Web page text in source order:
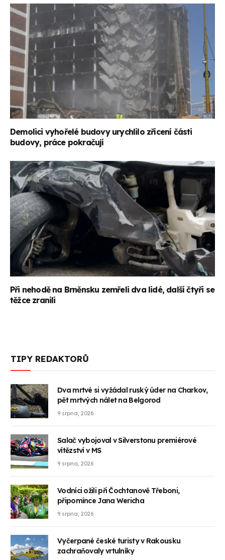
Demolici vyhořelé budovy urychlilo zřícení části
budovy, práce pokračují
Při nehodě na Brněnsku zemřeli dva lidé, další čtyři se
těžce zranili
TIPY REDAKTORŮ
Dva mrtvé si vyžádal ruský úder na Charkov,
pět mrtvých nálet na Belgorod
9 srpna, 2026
Salač vybojoval v Silverstonu premiérové
vítězství v MS
9 srpna, 2026
Vodníci ožili při Čochtanově Třeboni,
připomínce Jana Wericha
9 srpna, 2026
Vyčerpané české turisty v Rakousku
zachraňovaly vrtulníky